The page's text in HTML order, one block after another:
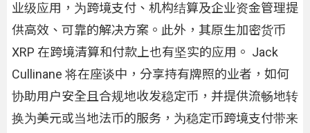
业级应用，为跨境支付、机构结算及企业资金管理提
供高效、可靠的解决方案。此外，其原生加密货币
XRP 在跨境清算和付款上也有坚实的应用。 Jack
Cullinane 将在座谈中，分享持有牌照的业者，如何
协助用户安全且合规地收发稳定币，并提供流畅地转
换为美元或当地法币的服务，为稳定币跨境支付带来